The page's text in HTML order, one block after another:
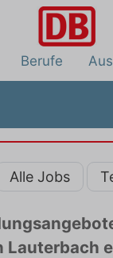
Berufe
Alle Jobs
Lauterbach